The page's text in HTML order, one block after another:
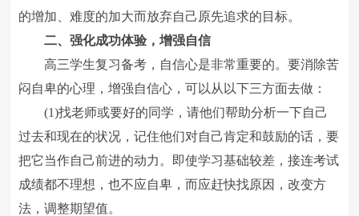
的增加、难度的加大而放弃自己原先追求的目标。
二、强化成功体验，增强自信
高三学生复习备考，自信心是非常重要的。要消除苦
闷自卑的心理，增强自信心，可以从以下三方面去做：
(1)找老师或要好的同学，请他们帮助分析一下自己
过去和现在的状况，记住他们对自己肯定和鼓励的话，要
把它当作自己前进的动力。即使学习基础较差，接连考试
成绩都不理想，也不应自卑，而应赶快找原因，改变方
法，调整期望值。